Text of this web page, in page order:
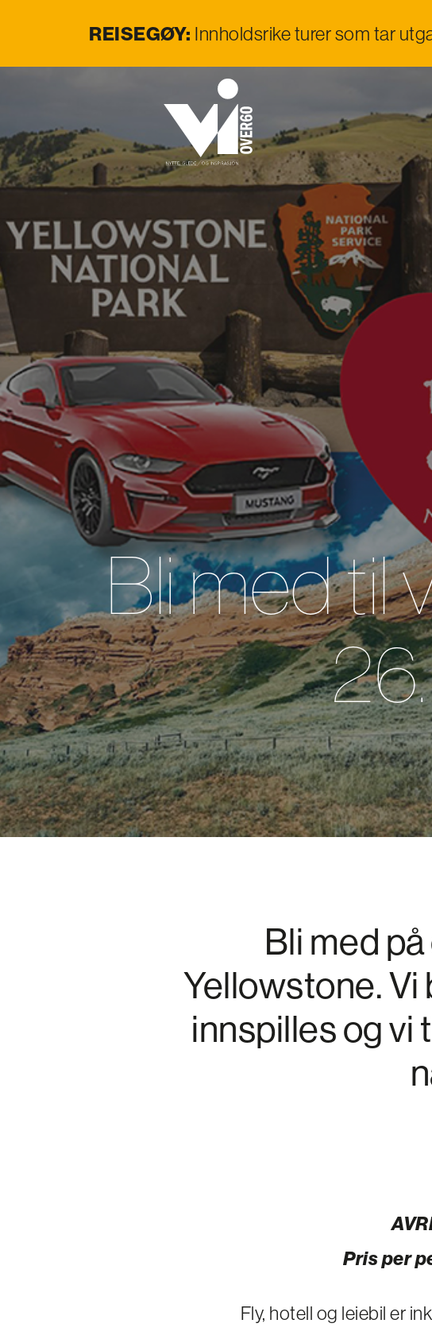
REISEGØY: Innholdsrike turer som tar
Bli med til
Bli med
Yellowstone.
innspilles og vi
Pris per
Fly, hotell og leiebil er